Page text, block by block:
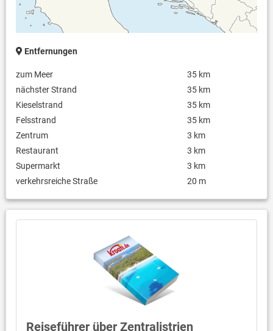
Entfernungen
zum Meer
35 km
nächster Strand
35 km
Kieselstrand
35 km
Felsstrand
35 km
Zentrum
3 km
Restaurant
3 km
Supermarkt
3 km
verkehrsreiche Straße
20 m
Reiseführer über Zentralistrien